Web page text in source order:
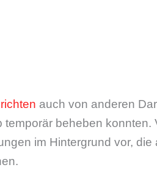
auch von anderen
temporär beheben
im Hintergrund vor,